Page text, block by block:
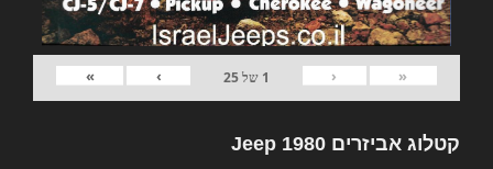
«
‹
1 של25
›
»
קטלוג אביזרים Jeep 1980